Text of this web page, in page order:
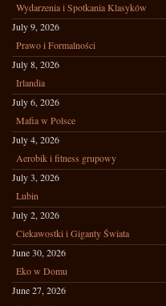
Wydarzenia i Spotkania Klasyków
July 9, 2026
Prawo i Formalności
July 8, 2026
Irlandia
July 6, 2026
Mafia w Polsce
July 4, 2026
Aerobik i fitness grupowy
July 3, 2026
Lubin
July 2, 2026
Ciekawostki i Giganty Świata
June 30, 2026
Eko w Domu
June 27, 2026